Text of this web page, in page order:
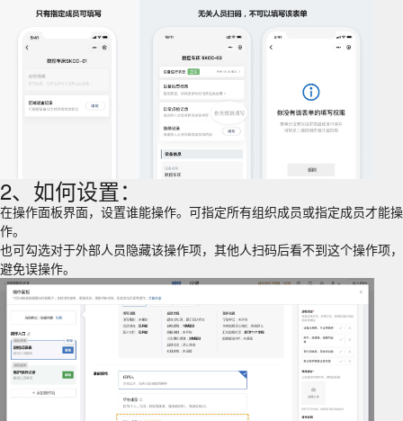
2、如何设置：
在操作面板界面，设置谁能操作。可指定所有组织成员或指定成员才能操
作。
也可勾选对于外部人员隐藏该操作项，其他人扫码后看不到这个操作项，
避免误操作。